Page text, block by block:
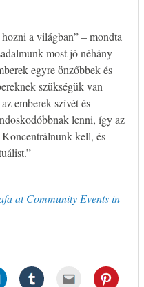
a világban” – mondta
most jó néhány
egyre önzőbbek és
szükségük van
emberek szívét és
lenni, így az
Koncentrálnunk kell, és
at Community Events in